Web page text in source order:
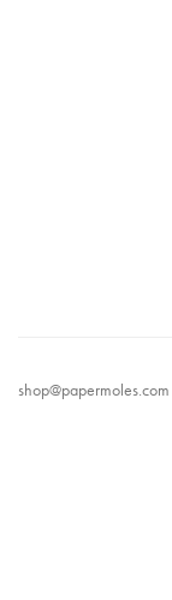
shop@papermoles.com